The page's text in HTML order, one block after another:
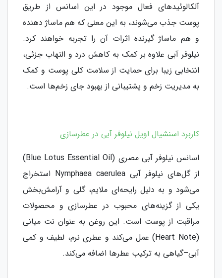
آلکالوئیدهای فعال موجود در این اسانس از طریق
پوست جذب می‌شوند، به این معنی که هم ماساژ دهنده
و هم ماساژ گیرنده اثرات آن را تجربه خواهند کرد.
نیلوفر آبی علاوه بر کمک به کاهش درد و التهاب جزئی،
انتخابی زیبا برای حمایت از سلامت کلی پوست و کمک
به مدیریت زخم و پشتیبانی از بهبود جای زخم‌ها است.
کاربرد اسنشیال اویل نیلوفر آبی در عطرسازی
اسانس نیلوفر آبی مصری (Blue Lotus Essential Oil)
از گل‌های نیلوفر آبی Nymphaea caerulea استخراج
می‌شود و به دلیل رایحه‌ای ملایم، گلی و آرامش‌بخش
یکی از گزینه‌های محبوب در عطرسازی و محصولات
مراقبت از پوست است. این روغن به عنوان نت میانی
(Heart Note) عمل می‌کند و عطری نرم، لطیف و کمی
آبی–گیاهی به ترکیب عطرها اضافه می‌کند.